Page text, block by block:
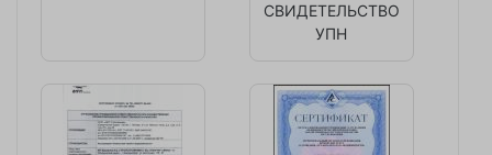
СВИДЕТЕЛЬСТВО
УПН